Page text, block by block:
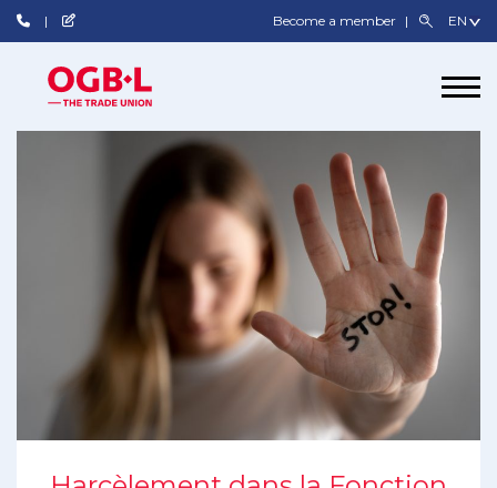
Become a member